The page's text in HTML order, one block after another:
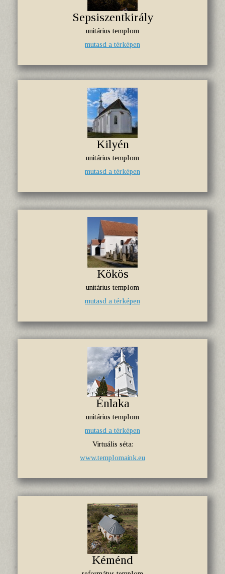
Sepsiszentkirály
unitárius templom
mutasd a térképen
Kilyén
unitárius templom
mutasd a térképen
Kökös
unitárius templom
mutasd a térképen
Énlaka
unitárius templom
mutasd a térképen
Virtuális séta:
www.templomaink.eu
Kéménd